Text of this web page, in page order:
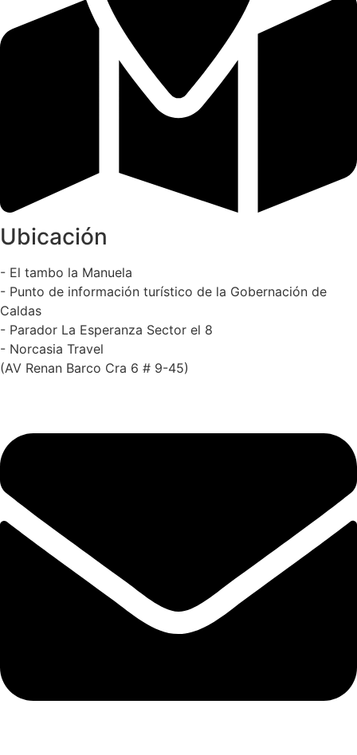
Ubicación
- El tambo la Manuela
- Punto de información turístico de la Gobernación de
Caldas
- Parador La Esperanza Sector el 8
- Norcasia Travel
(AV Renan Barco Cra 6 # 9-45)